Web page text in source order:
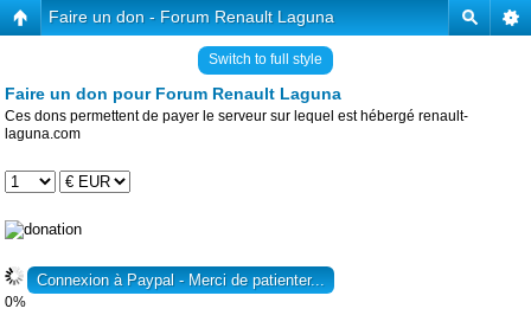
Faire un don - Forum Renault Laguna
Switch to full style
Faire un don pour Forum Renault Laguna
Ces dons permettent de payer le serveur sur lequel est hébergé renault-
laguna.com
0%